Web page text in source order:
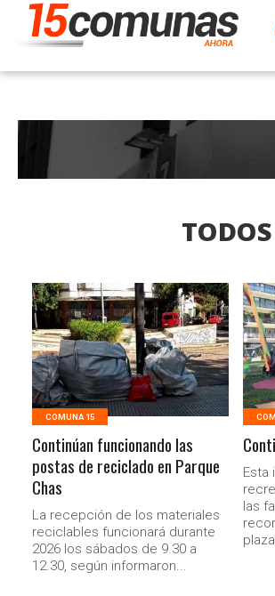
LEER MAS
COMUNA 15
Continúan funcionando las
postas de reciclado en Parque
Chas
La recepción de los materiales
reciclables funcionará durante
2026 los sábados de 9.30 a
12.30, según informaron...
Esta
las